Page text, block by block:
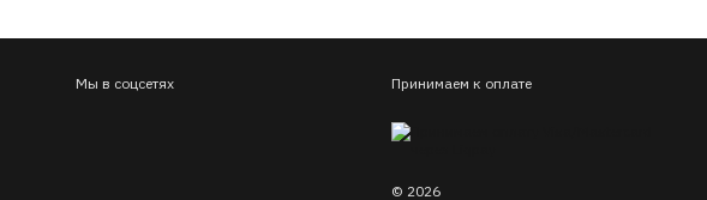
Мы в соцсетях Принимаем к оплате
© 2026